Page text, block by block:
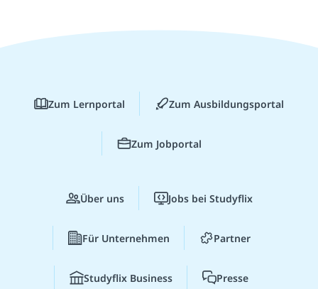
Zum Lernportal Zum Ausbildungsportal
Zum Jobportal
Über uns Jobs bei Studyflix
Für Unternehmen Partner
Studyflix Business Presse